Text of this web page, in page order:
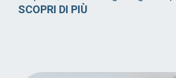
SCOPRI DI PIÙ